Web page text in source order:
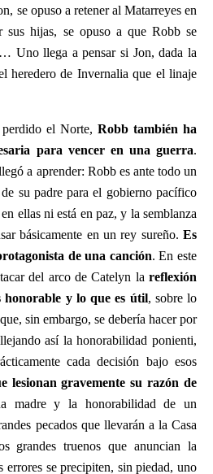
se opuso a retener al Matarreyes en
sus hijas, se opuso a que Robb se
Uno llega a pensar si Jon, dada la
heredero de Invernalia que el linaje
el Norte, Robb también ha
para vencer en una guerra.
a aprender: Robb es ante todo un
su padre para el gobierno pacífico
ellas ni está en paz, y la semblanza
básicamente en un rey sureño. Es
de una canción. En este
del arco de Catelyn la reflexión
honorable y lo que es útil, sobre lo
sin embargo, se debería hacer por
así la honorabilidad ponienti,
cada decisión bajo esos
lesionan gravemente su razón de
madre y la honorabilidad de un
pecados que llevarán a la Casa
grandes truenos que anuncian la
errores se precipiten, sin piedad, uno